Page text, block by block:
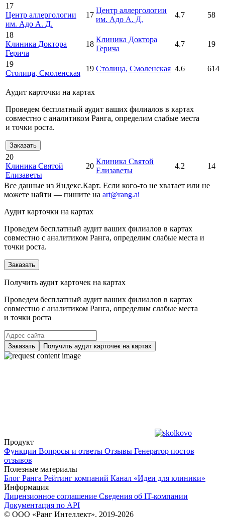
17
Центр аллергологии
им. Адо А. Д.
17
Центр аллергологии
им. Адо А. Д.
4.7 58
18
Клиника Доктора
Герича
18
Клиника Доктора
Герича
4.7 19
19
Столица, Смоленская
19 Столица, Смоленская 4.6 614
Аудит карточки на картах
Проведем бесплатный аудит ваших филиалов в картах
совместно с аналитиком Ранга, определим слабые места
и точки роста.
Заказать
20
Клиника Святой
Елизаветы
20
Клиника Святой
Елизаветы
4.2 14
Все данные из Яндекс.Карт. Если кого-то не хватает или не
можете найти — пишите на art@rang.ai
Аудит карточки на картах
Проведем бесплатный аудит ваших филиалов в картах
совместно с аналитиком Ранга, определим слабые места и
точки роста.
Заказать
Получить аудит карточек на картах
Проведем бесплатный аудит ваших филиалов в картах
совместно с аналитиком Ранга, определим слабые места
и точки роста
Заказать Получить аудит карточек на картах
Продукт
Функции Вопросы и ответы Отзывы Генератор постов
отзывов
Полезные материалы
Блог Ранга Рейтинг компаний Канал «Идеи для клиники»
Информация
Лицензионное соглашение Сведения об IT-компании
Документация по API
© ООО «Ранг Интеллект», 2019-2026